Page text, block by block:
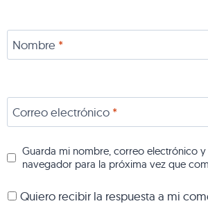
Nombre *
Correo electrónico *
Guarda mi nombre, correo electrónico
navegador para la próxima vez que
Quiero recibir la respuesta a mi